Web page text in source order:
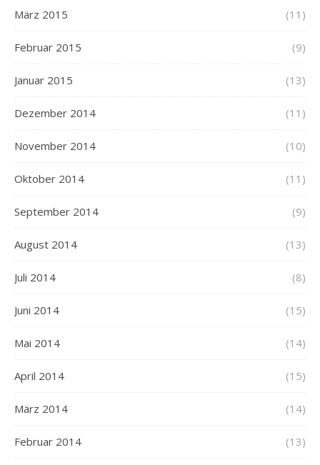
März 2015 (11)
Februar 2015 (9)
Januar 2015 (13)
Dezember 2014 (11)
November 2014 (10)
Oktober 2014 (11)
September 2014 (9)
August 2014 (13)
Juli 2014 (8)
Juni 2014 (15)
Mai 2014 (14)
April 2014 (15)
März 2014 (14)
Februar 2014 (13)